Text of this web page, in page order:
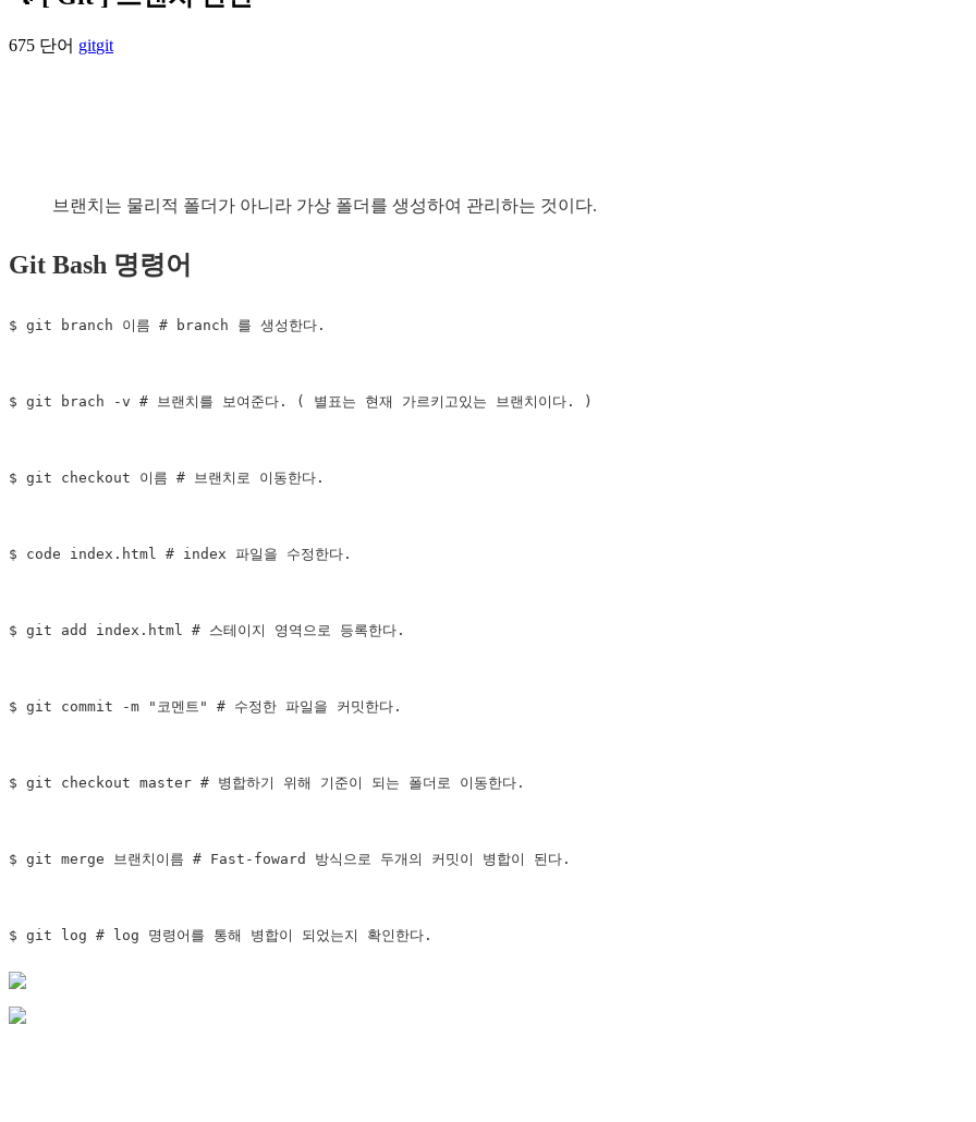
675 단어 gitgit
브랜치는 물리적 폴더가 아니라 가상 폴더를 생성하여 관리하는 것이다.
Git Bash 명령어
$ git branch 이름 # branch 를 생성한다.
$ git brach -v # 브랜치를 보여준다. ( 별표는 현재 가르키고있는 브랜치이다. )
$ git checkout 이름 # 브랜치로 이동한다.
$ code index.html # index 파일을 수정한다.
$ git add index.html # 스테이지 영역으로 등록한다.
$ git commit -m "코멘트" # 수정한 파일을 커밋한다.
$ git checkout master # 병합하기 위해 기준이 되는 폴더로 이동한다.
$ git merge 브랜치이름 # Fast-foward 방식으로 두개의 커밋이 병합이 된다.
$ git log # log 명령어를 통해 병합이 되었는지 확인한다.